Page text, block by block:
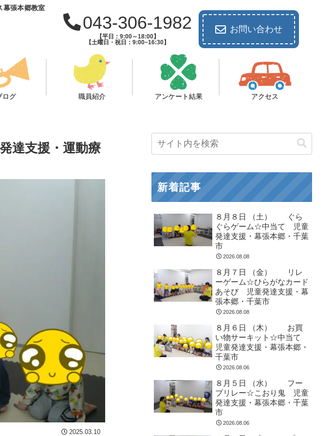
幕張本郷教室
043-306-1982
【平日：9:00～18:00】
【土曜日・祝日：9:00~16:30】
お問い合わせ
ログ 職員紹介 アンケート結果 アクセス
支援・運動療
2025.03.10
新着記事
８月８日 （土） ぐら
ぐらゲーム☆中当て 児童
発達支援・幕張本郷・千葉
市
2026.08.08
８月７日 （金） リレ
ーゲーム☆ひらがなカード
あそび 児童発達支援・幕
張本郷・千葉市
2026.08.08
８月６日 （木） お買
い物サーキット☆中当て
児童発達支援・幕張本郷・
千葉市
2026.08.06
８月５日 （水） フー
プリレー☆こおり鬼 児童
発達支援・幕張本郷・千葉
市
2026.08.06